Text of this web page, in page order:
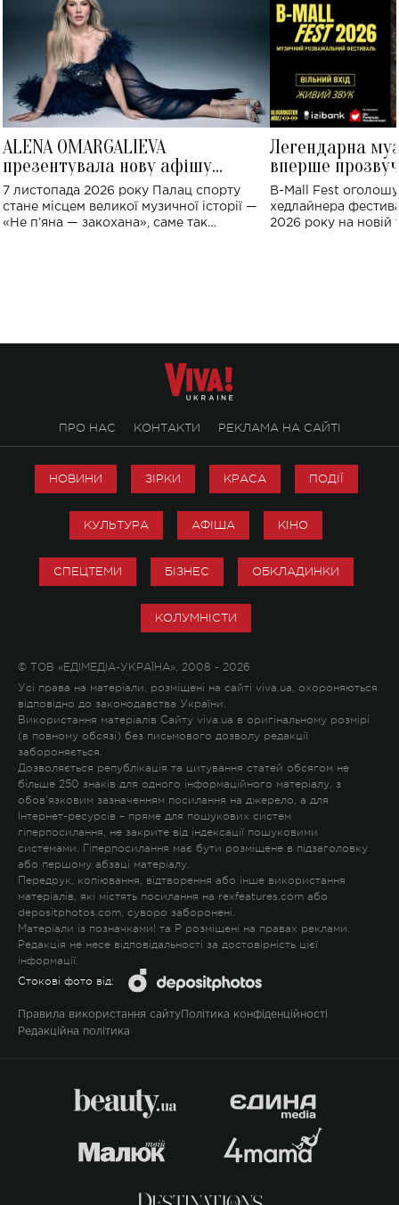
ALENA OMARGALIEVA
презентувала нову афішу
великого концерту в Палаці
спорту
7 листопада 2026 року Палац спорту
стане місцем великої музичної історії —
«Не пʼяна — закохана», саме так
Легендарна
вперше
Україні: де
B-Mall Fest
хедлайнера
2026 року на новій
ПРО НАС КОНТАКТИ РЕКЛАМА НА САЙТІ
НОВИНИ ЗІРКИ КРАСА ПОДІЇ
КУЛЬТУРА АФІША КІНО
СПЕЦТЕМИ БІЗНЕС ОБКЛАДИНКИ
КОЛУМНІСТИ
© ТОВ «ЕДІМЕДІА-УКРАЇНА», 2008 - 2026
Усі права на матеріали, розміщені на сайті viva.ua, охороняються
відповідно до законодавства України.
Використання матеріалів Сайту viva.ua в оригінальному розмірі
(в повному обсязі) без письмового дозволу редакції
забороняється.
Дозволяється републікація та цитування статей обсягом не
більше 250 знаків для одного інформаційного матеріалу, з
обов'язковим зазначенням посилання на джерело, а для
Інтернет-ресурсів – пряме для пошукових систем
гіперпосилання, не закрите від індексації пошуковими
системами. Гіперпосилання має бути розміщене в підзаголовку
або першому абзаці матеріалу.
Передрук, копіювання, відтворення або інше використання
матеріалів, які містять посилання на rexfeatures.com або
depositphotos.com, суворо заборонені.
Матеріали із позначками! та P розміщені на правах реклами.
Редакція не несе відповідальності за достовірність цієї
інформації.
Стокові фото від:
Правила використання сайту Політика конфіденційності
Редакційна політика